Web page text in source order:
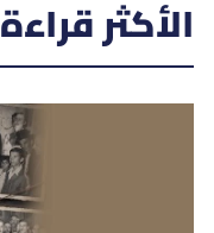
الأكثر قراءة